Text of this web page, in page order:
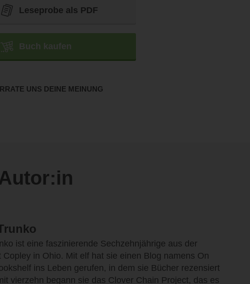
Leseprobe als PDF
Buch kaufen
UNS DEINE MEINUNG
ist eine faszinierende Sechzehnjährige aus der
Copley in Ohio. Mit elf hat sie einen Blog namens On
ins Leben gerufen, in dem sie Bücher rezensiert
vierzehn begann sie das Clover Chain Project, das es